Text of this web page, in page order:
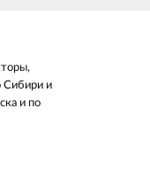
Сибири и
и по